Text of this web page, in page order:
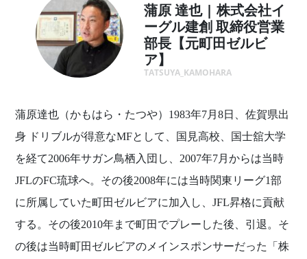
蒲原 達也 | 株式会社イ
ーグル建創 取締役営業
部長【元町田ゼルビ
ア】
TATSUYA_KAMOHARA
蒲原達也（かもはら・たつや）1983年7月8日、佐賀県出
身 ドリブルが得意なMFとして、国見高校、国士舘大学
を経て2006年サガン鳥栖入団し、2007年7月からは当時
JFLのFC琉球へ。その後2008年には当時関東リーグ1部
に所属していた町田ゼルビアに加入し、JFL昇格に貢献
する。その後2010年まで町田でプレーした後、引退。そ
の後は当時町田ゼルビアのメインスポンサーだった「株